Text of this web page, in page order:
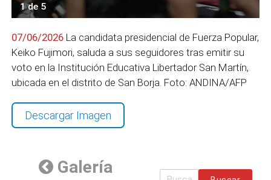
1 de 5
07/06/2026 La candidata presidencial de Fuerza Popular,
Keiko Fujimori, saluda a sus seguidores tras emitir su
voto en la Institución Educativa Libertador San Martín,
ubicada en el distrito de San Borja. Foto: ANDINA/AFP
Descargar Imagen
Galería